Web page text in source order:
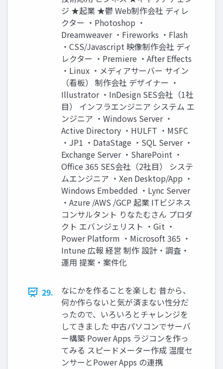
ジ ★起業 ★鬱 Web制作会社 ディレ
クター ・Photoshop ・
Dreamweaver ・Fireworks ・Flash
・CSS/Javascript 映像制作会社 ディ
レクター ・Premiere ・After Effects
・Linux ・メディアサーバー サイン
（看板） 制作会社 デザイナー ・
Illustrator ・InDesign SES会社（1社
目） インフラエンジニア システム エ
ンジニア ・Windows Server ・
Active Directory ・HULFT ・MSFC
・JP1 ・DataStage ・SQL Server ・
Exchange Server ・SharePoint ・
Office 365 SES会社（2社目） システ
ムエンジニア ・Xen Desktop/App ・
Windows Embedded ・Lync Server
・Azure /AWS /GCP 起業 ITビジネス
コンサルタント りなたむさん プロダ
クト エバンジェリスト ・Git ・
Power Platform ・Microsoft 365 ・
Intune 広報 経営 制作 設計・調査・
運用 提案・案件化
29.
なにかを作ることを楽しむ 昔から、
何か作らないと気が済まない性分だ
ったので、いろいろとチャレンジを
してきました 中古パソコンでサーバ
ー構築 Power Apps ラジコンを作っ
てみる スピードメーター作成 温度セ
ンサーとPower Apps の連携